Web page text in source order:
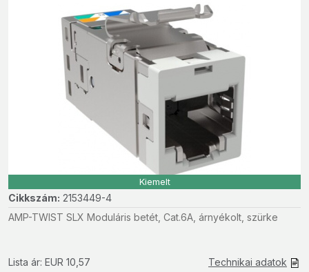
Kiemelt
Cikkszám: 2153449-4
AMP-TWIST SLX Moduláris betét, Cat.6A, árnyékolt, szürke
Technikai adatok
Lista ár: EUR 10,57